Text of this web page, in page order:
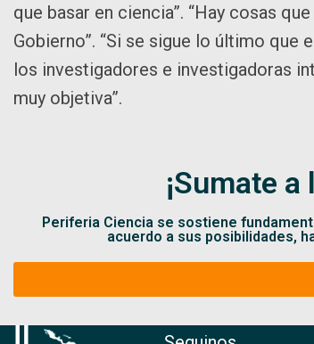
que basar en ciencia”. “Hay cosas
Gobierno”. “Si se sigue lo último
los investigadores e investigadoras
muy objetiva”.
¡Sumate
Periferia Ciencia se sostiene
acuerdo a sus posibilidades,